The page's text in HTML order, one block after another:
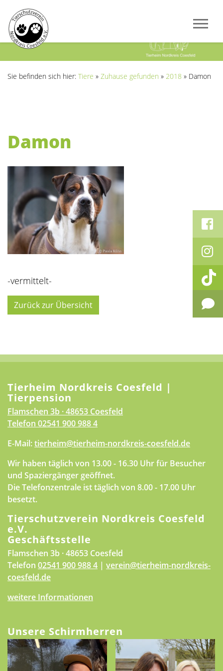
Sie befinden sich hier: Tiere » Zuhause gefunden » 2018 » Damon
Damon
-vermittelt-
Zurück zur Übersicht
Tierheim Nordkreis Coesfeld |
Tierpension
Flamschen 3b · 48653 Coesfeld
Telefon 02541 900 988 4
E-Mail:tierheim@tierheim-nordkreis-coesfeld.de
Wir haben täglich von 13.00 - 16.30 Uhr für Besucher
und Spaziergänger geöffnet.
Die Telefonzentrale ist täglich von 8.00 - 17.00 Uhr
besetzt.
Tierschutzverein Nordkreis Coesfeld
e.V.
Geschäftsstelle
Flamschen 3b · 48653 Coesfeld
Telefon 02541 900 988 4 | verein@tierheim-nordkreis-
coesfeld.de
weitere Informationen
Unsere Schirmherren